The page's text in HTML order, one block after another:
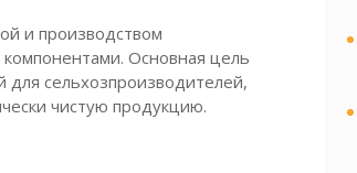
и производством
Основная цель
сельхозпроизводителей,
чистую продукцию.